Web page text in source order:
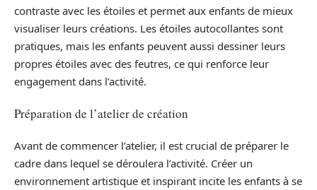
contraste avec les étoiles et permet aux enfants de mieux
visualiser leurs créations. Les étoiles autocollantes sont
pratiques, mais les enfants peuvent aussi dessiner leurs
propres étoiles avec des feutres, ce qui renforce leur
engagement dans l’activité.
Préparation de l’atelier de création
Avant de commencer l’atelier, il est crucial de préparer le
cadre dans lequel se déroulera l’activité. Créer un
environnement artistique et inspirant incite les enfants à se